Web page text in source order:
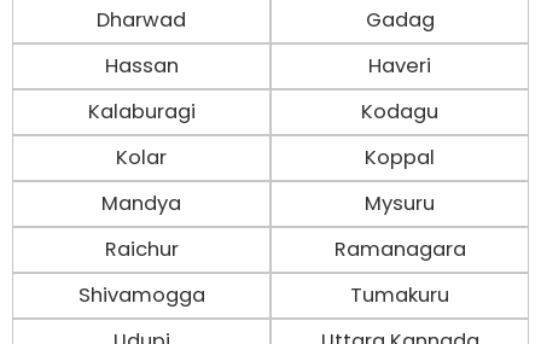
Dharwad
Gadag
Hassan
Haveri
Kalaburagi
Kodagu
Kolar
Koppal
Mandya
Mysuru
Raichur
Ramanagara
Shivamogga
Tumakuru